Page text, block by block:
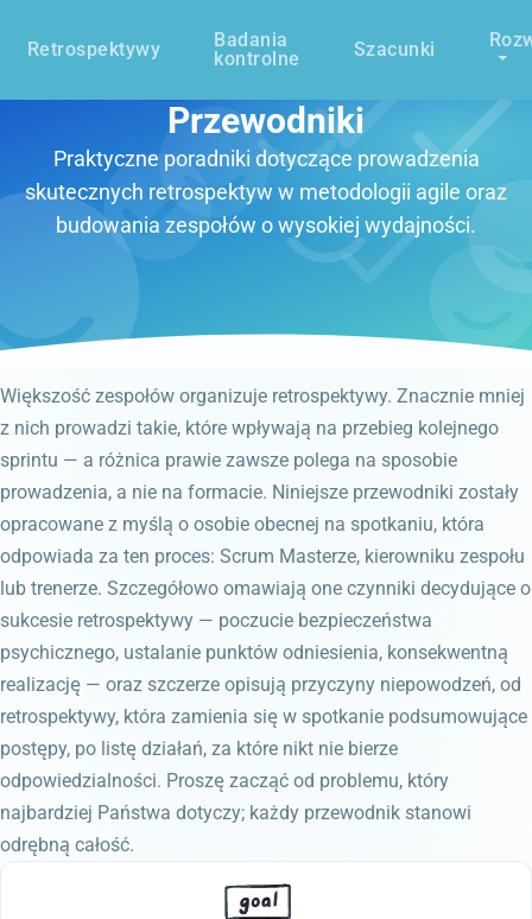
Retrospektywy
Badania
kontrolne
Szacunki
Przewodniki
Praktyczne poradniki dotyczące prowadzenia
skutecznych retrospektyw w metodologii agile oraz
budowania zespołów o wysokiej wydajności.
Większość zespołów organizuje retrospektywy. Znacznie mniej
z nich prowadzi takie, które wpływają na przebieg kolejnego
sprintu — a różnica prawie zawsze polega na sposobie
prowadzenia, a nie na formacie. Niniejsze przewodniki zostały
opracowane z myślą o osobie obecnej na spotkaniu, która
odpowiada za ten proces: Scrum Masterze, kierowniku zespołu
lub trenerze. Szczegółowo omawiają one czynniki decydujące o
sukcesie retrospektywy — poczucie bezpieczeństwa
psychicznego, ustalanie punktów odniesienia, konsekwentną
realizację — oraz szczerze opisują przyczyny niepowodzeń, od
retrospektywy, która zamienia się w spotkanie podsumowujące
postępy, po listę działań, za które nikt nie bierze
odpowiedzialności. Proszę zacząć od problemu, który
najbardziej Państwa dotyczy; każdy przewodnik stanowi
odrębną całość.